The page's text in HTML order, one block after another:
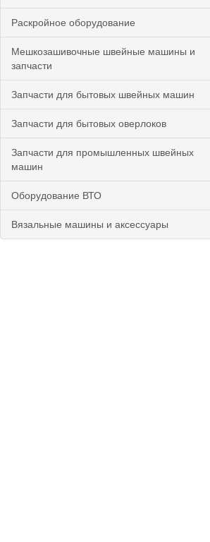
Раскройное оборудование
Мешкозашивочные швейные машины и
запчасти
Запчасти для бытовых швейных машин
Запчасти для бытовых оверлоков
Запчасти для промышленных швейных
машин
Оборудование ВТО
Вязальные машины и аксессуары